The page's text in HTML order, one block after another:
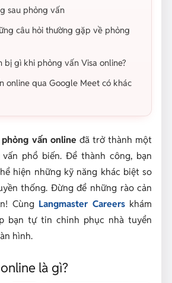
sau phỏng vấn
câu hỏi thường gặp về phỏng
bị gì khi phỏng vấn Visa online?
online qua Google Meet có khác
phỏng vấn online đã trở thành một
phổ biến. Để thành công, bạn
hiện những kỹ năng khác biệt so
thống. Đừng để những rào cản
Cùng Langmaster Careers khám
bạn tự tin chinh phục nhà tuyển
hình.
là gì?